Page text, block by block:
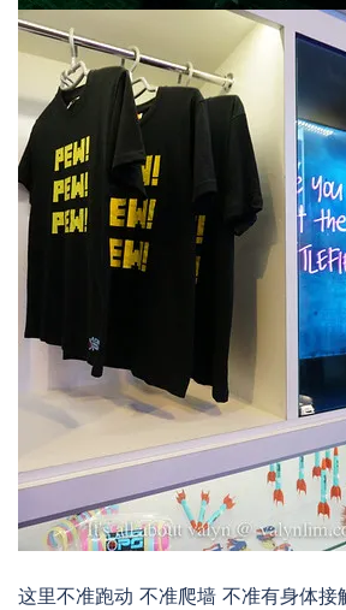
这里不准跑动 不准爬墙 不准有身体接